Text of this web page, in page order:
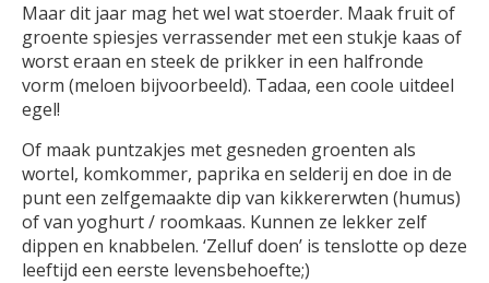
Maar dit jaar mag het wel wat stoerder. Maak fruit of
groente spiesjes verrassender met een stukje kaas of
worst eraan en steek de prikker in een halfronde
vorm (meloen bijvoorbeeld). Tadaa, een coole uitdeel
egel!
Of maak puntzakjes met gesneden groenten als
wortel, komkommer, paprika en selderij en doe in de
punt een zelfgemaakte dip van kikkererwten (humus)
of van yoghurt / roomkaas. Kunnen ze lekker zelf
dippen en knabbelen. ‘Zelluf doen’ is tenslotte op deze
leeftijd een eerste levensbehoefte;)